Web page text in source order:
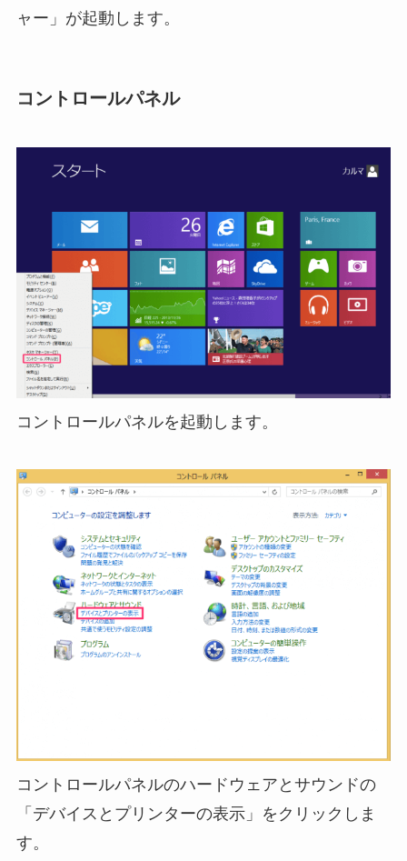
ャー」が起動します。
コントロールパネル
コントロールパネルを起動します。
コントロールパネルのハードウェアとサウンドの
「デバイスとプリンターの表示」をクリックしま
す。